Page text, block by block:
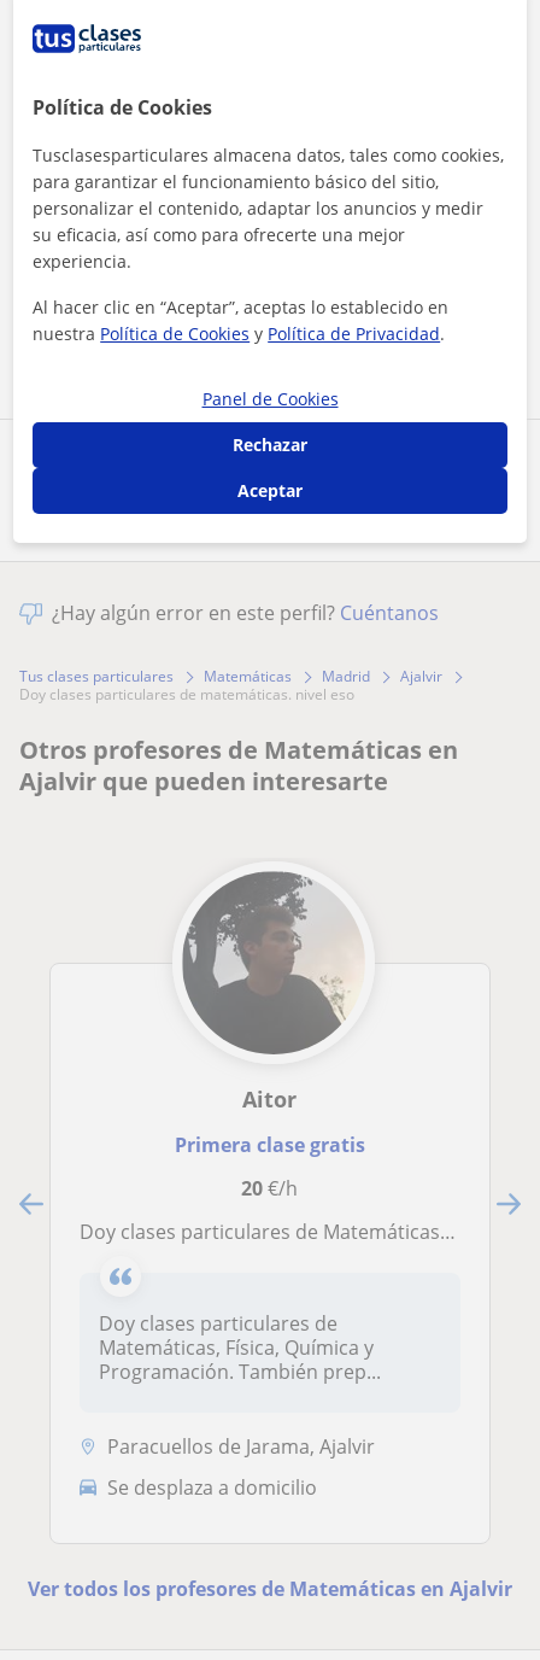
Comparte a este profesor
Al hacer clic, aceptas nuestro
Contactar ahora
¿Hay algún error en este perfil? Cuéntanos
Tus clases particulares Matemáticas Madrid
Ajalvir
doy clases particulares de matemáticas. nivel eso
Otros profesores de Matemáticas en
Ajalvir que pueden interesarte
Aitor
Primera clase gratis
20€/h
Doy clases particulares de Matemáticas, Física, Química y Programación. También preparo alumnos para la Selectividad en Inglés, aparte de en Matemáticas y en Física
Doy clases particulares de
Matemáticas, Física, Química y
Programación. También prep...
Paracuellos de Jarama, Ajalvir
Se desplaza a domicilio
Ver todos los profesores de Matemáticas en Ajalvir
Política de Cookies
Tusclasesparticulares almacena datos, tales como cookies,
para garantizar el funcionamiento básico del sitio,
personalizar el contenido, adaptar los anuncios y medir
su eficacia, así como para ofrecerte una mejor
experiencia.
Al hacer clic en “Aceptar”, aceptas lo establecido en
nuestra Política de Cookies y Política de Privacidad.
Panel de Cookies
Rechazar
Aceptar